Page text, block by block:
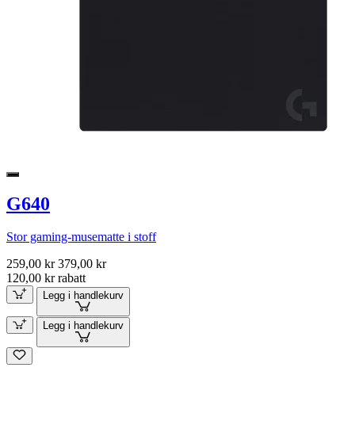
G640
Stor gaming-musematte i stoff
259,00 kr 379,00 kr
120,00 kr rabatt
Legg i handlekurv
Legg i handlekurv